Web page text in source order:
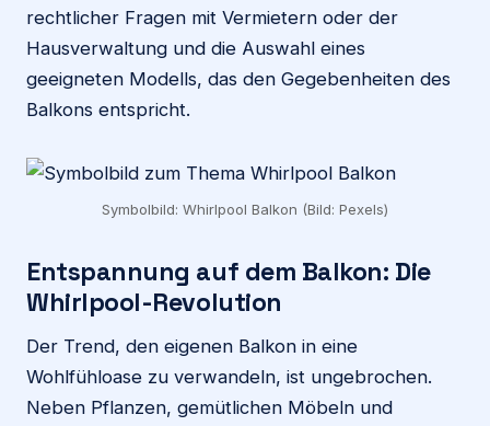
rechtlicher Fragen mit Vermietern oder der
Hausverwaltung und die Auswahl eines
geeigneten Modells, das den Gegebenheiten des
Balkons entspricht.
Symbolbild: Whirlpool Balkon (Bild: Pexels)
Entspannung auf dem Balkon: Die
Whirlpool-Revolution
Der Trend, den eigenen Balkon in eine
Wohlfühloase zu verwandeln, ist ungebrochen.
Neben Pflanzen, gemütlichen Möbeln und